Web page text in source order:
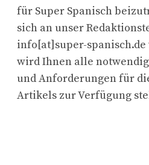
für Super Spanisch
sich an unser
info[at]super-spanisch.de
wird Ihnen alle
und Anforderungen für
Artikels zur Verfügung